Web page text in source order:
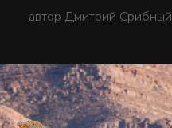
автор Дмитрий Срибный